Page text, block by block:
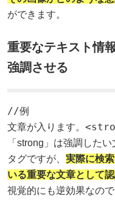
ができます。
重要なテキスト情
強調させる
//例
文章が入ります。
「strong」は強調した
タグですが、 実際に検
いる重要な文章として認
視覚的にも逆効果なの